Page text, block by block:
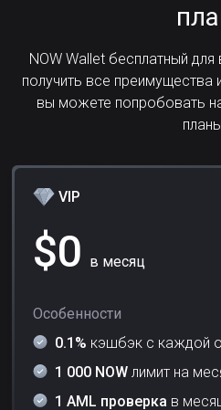
NOW Wallet бесплатный
получить все преимущества
вы можете попробовать
планы.
VIP
$0 в месяц
Особенности
0.1% кэшбэк с каждой
1 000 NOW лимит на
1 AML проверка в